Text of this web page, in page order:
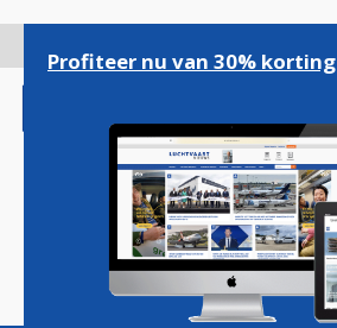
gaan
Magazine Podcasts
Profiteer nu van 30% korting